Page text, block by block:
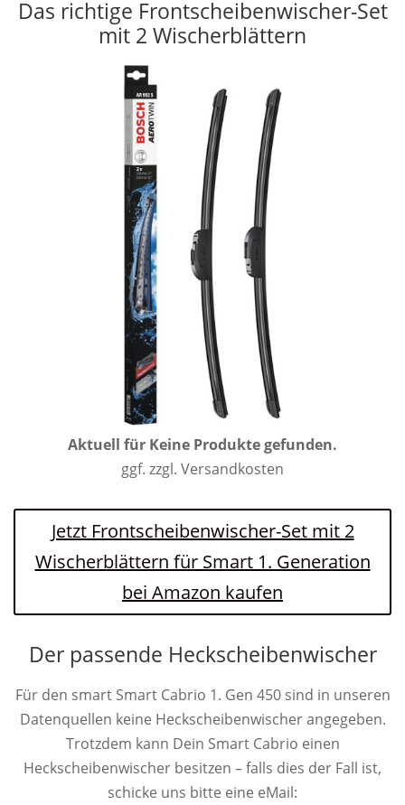
Das richtige Frontscheibenwischer-Set
mit 2 Wischerblättern
Aktuell für Keine Produkte gefunden.
ggf. zzgl. Versandkosten
Jetzt Frontscheibenwischer-Set mit 2
Wischerblättern für Smart 1. Generation
bei Amazon kaufen
Der passende Heckscheibenwischer
Für den smart Smart Cabrio 1. Gen 450 sind in unseren
Datenquellen keine Heckscheibenwischer angegeben.
Trotzdem kann Dein Smart Cabrio einen
Heckscheibenwischer besitzen – falls dies der Fall ist,
schicke uns bitte eine eMail: